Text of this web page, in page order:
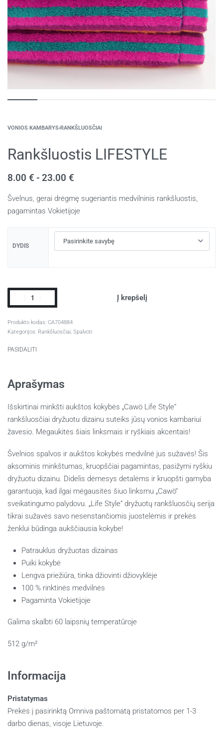
VONIOS KAMBARYS›RANKŠLUOSČIAI
Rankšluostis LIFESTYLE
8.00 € 23.00 €
Švelnus, gerai drėgmę sugeriantis medvilninis rankšluostis,
pagamintas Vokietijoje
DYDIS
Į krepšelį
CA704884
Kategorijos: Rankšluosčiai Spalvoti
PASIDALITI
Aprašymas
Išskirtinai minkšti aukštos kokybės „Cawö Life Style“
rankšluosčiai dryžuotu dizainu suteiks jūsų vonios kambariui
žavesio. Mėgaukitės šiais linksmais ir ryškiais akcentais!
Švelnios spalvos ir aukštos kokybės medvilnė jus sužavės! Šis
aksominis minkštumas, kruopščiai pagamintas, pasižymi ryškiu
dryžuotu dizainu. Didelis dėmesys detalėms ir kruopšti gamyba
garantuoja, kad ilgai mėgausitės šiuo linksmu „Cawö“
sveikatingumo palydovu. „Life Style“ dryžuotų rankšluosčių serija
tikrai sužavės savo nesenstančiomis juostelėmis ir prekės
ženklui būdinga aukščiausia kokybe!
Patrauklus dryžuotas dizainas
Puiki kokybė
Lengva priežiūra, tinka džiovinti džiovyklėje
100 % rinktinės medvilnės
Pagaminta Vokietijoje
Galima skalbti 60 laipsnių temperatūroje
512 g/m²
Informacija
Pristatymas
Prekės į pasirinktą Omniva paštomatą pristatomos per 1-3
darbo dienas, visoje Lietuvoje.